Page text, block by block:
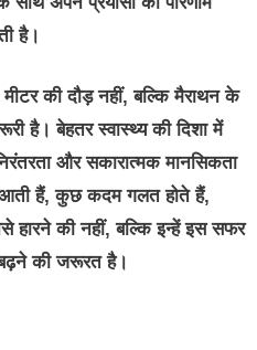
है।
की दौड़ नहीं, बल्कि मैराथन के
है। बेहतर स्वास्थ्य की दिशा में
और सकारात्मक मानसिकता
हैं, कुछ कदम गलत होते हैं,
हारने की नहीं, बल्कि इन्हें इस सफर
की जरूरत है।